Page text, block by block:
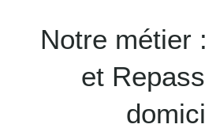
Notre métier
et